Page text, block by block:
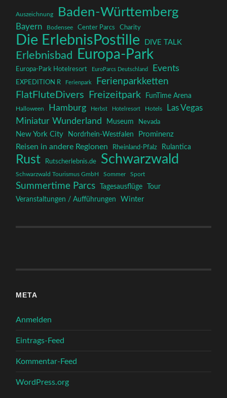
Auszeichnung Baden-Württemberg
Bayern Bodensee Center Parcs Charity
Die ErlebnisPostille DIVE TALK
Erlebnisbad Europa-Park
Europa-Park Hotelresort EuroParcs Deutschland Events
EXPEDITION R Ferienpark Ferienparkketten
FlatFluteDivers Freizeitpark FunTime Arena
Halloween Hamburg Herbst Hotelresort Hotels
Las Vegas
Miniatur Wunderland
Museum Nevada
New York City Nordrhein-Westfalen Prominenz
Reisen in andere Regionen Rheinland-Pfalz Rulantica
Rust Rutscherlebnis.de Schwarzwald
Schwarzwald Tourismus GmbH Sommer Sport
Summertime Parcs Tagesausflüge
Tour
Veranstaltungen / Aufführungen
Winter
META
Anmelden
Eintrags-Feed
Kommentar-Feed
WordPress.org